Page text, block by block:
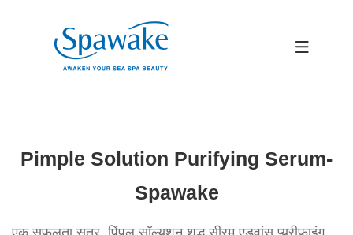
Pimple Solution Purifying Serum-
Spawake